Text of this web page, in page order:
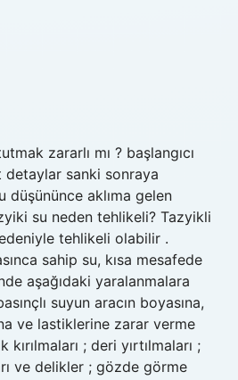
zararlı mı ? başlangıcı
detaylar sanki sonraya
düşününce aklıma gelen
su neden tehlikeli? Tazyikli
tehlikeli olabilir .
sahip su, kısa mesafede
aşağıdaki yaralanmalara
suyun aracın boyasına,
ve lastiklerine zarar verme
; deri yırtılmaları ;
ve delikler ; gözde görme